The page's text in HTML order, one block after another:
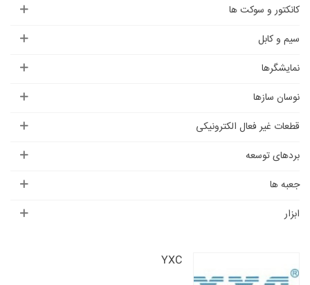
کانکتور و سوکت ها
سیم و کابل
نمایشگرها
نوسان سازها
قطعات غیر فعال الکترونیکی
بردهای توسعه
جعبه ها
ابزار
YXC